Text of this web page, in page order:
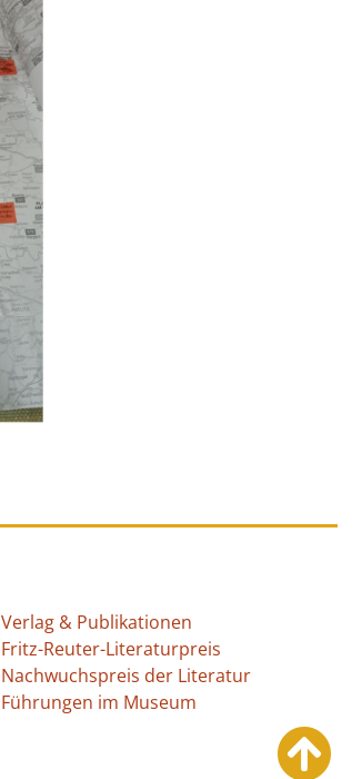
Verlag & Publikationen
Fritz-Reuter-Literaturpreis
Nachwuchspreis der Literatur
Führungen im Museum